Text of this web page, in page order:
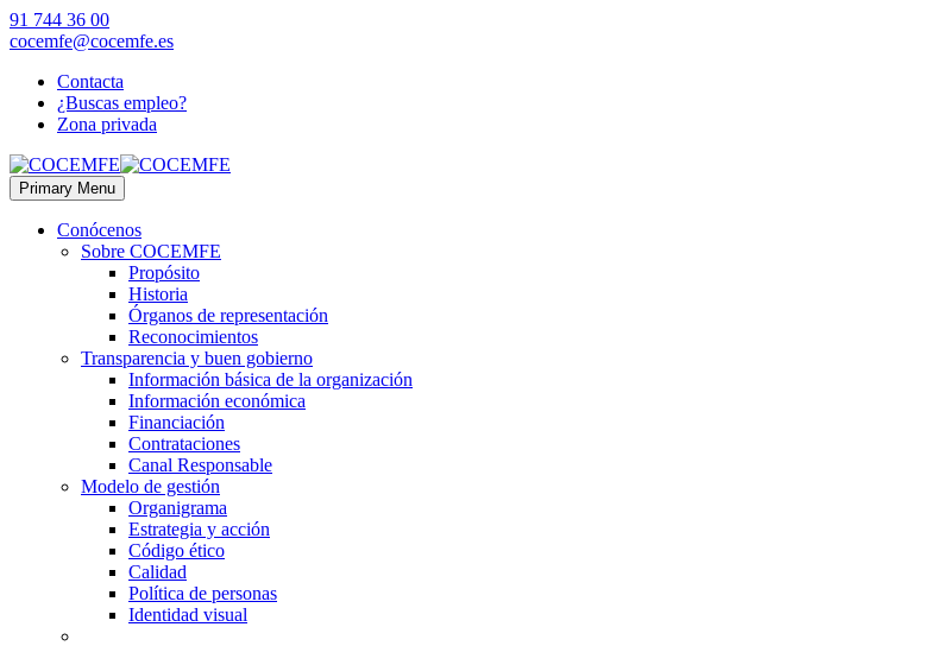
91 744 36 00
cocemfe@cocemfe.es
Contacta
¿Buscas empleo?
Zona privada
Primary Menu
Conócenos
Sobre COCEMFE
Propósito
Historia
Órganos de representación
Reconocimientos
Transparencia y buen gobierno
Información básica de la organización
Información económica
Financiación
Contrataciones
Canal Responsable
Modelo de gestión
Organigrama
Estrategia y acción
Código ético
Calidad
Política de personas
Identidad visual